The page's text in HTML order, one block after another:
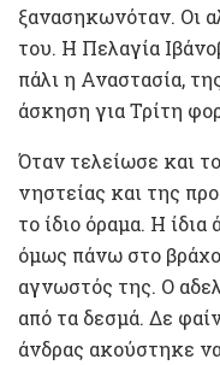
ξανασηκωνόταν. Οι
του. Η Πελαγία
πάλι η Αναστασία,
άσκηση για Τρίτη
Όταν τελείωσε και
νηστείας και της
το ίδιο όραμα. Η
όμως πάνω στο
αγνωστός της. Ο
από τα δεσμά. Δε
άνδρας ακούστηκε